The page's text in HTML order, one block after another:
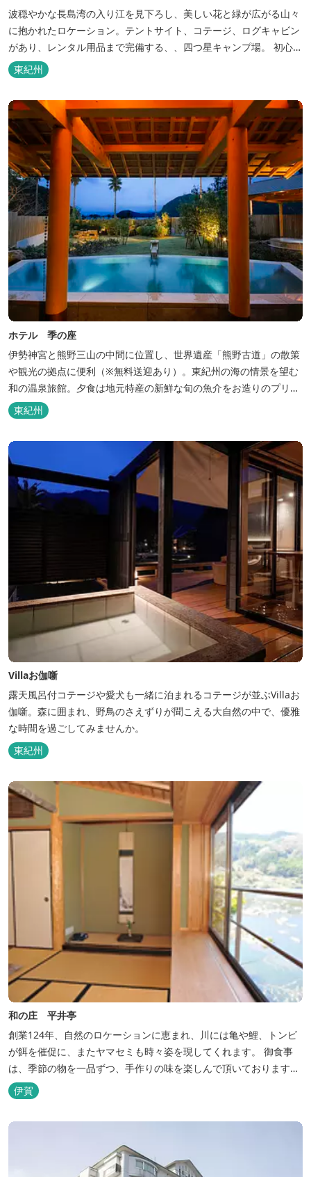
波穏やかな長島湾の入り江を見下ろし、美しい花と緑が広がる山々
に抱かれたロケーション。テントサイト、コテージ、ログキャビン
があり、レンタル用品まで完備する、、四つ星キャンプ場。 初心者
の方にも安心の施設と管理体制を整えています。目の前に広がる海
で、釣り、磯遊び、シーカヤックなど、様々な遊びが楽しめます。
東紀州
ホテル 季の座
伊勢神宮と熊野三山の中間に位置し、世界遺産「熊野古道」の散策
や観光の拠点に便利（※無料送迎あり）。東紀州の海の情景を望む
和の温泉旅館。夕食は地元特産の新鮮な旬の魚介をお造りのプリフ
ィックが人気の会席料理で。お好みの干物を炭火焼で楽しむ朝食バ
イキングが好評です。お仲間同士、そしてご家族で、さまざまな寛
た温泉大浴場棟には男女別に内湯...
東紀州
Villaお伽噺
露天風呂付コテージや愛犬も一緒に泊まれるコテージが並ぶVillaお
伽噺。森に囲まれ、野鳥のさえずりが聞こえる大自然の中で、優雅
な時間を過ごしてみませんか。
東紀州
和の庄 平井亭
創業124年、自然のロケーションに恵まれ、川には亀や鯉、トンビ
が餌を催促に、またヤマセミも時々姿を現してくれます。 御食事
は、季節の物を一品ずつ、手作りの味を楽しんで頂いております。
（宿泊一日一組）
伊賀